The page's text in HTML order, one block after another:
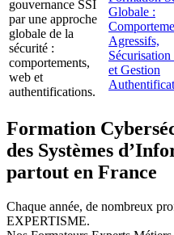
gouvernance SSI
par une approche
globale de la
sécurité :
comportements,
web et
authentifications.
Globale :
Agressifs,
Sécurisation
et Gestion
Formation
des Systèmes
partout en France
Chaque année, de nombreux
EXPERTISME.